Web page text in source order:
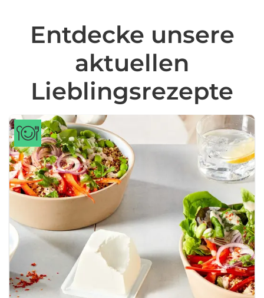
Entdecke unsere
aktuellen
Lieblingsrezepte